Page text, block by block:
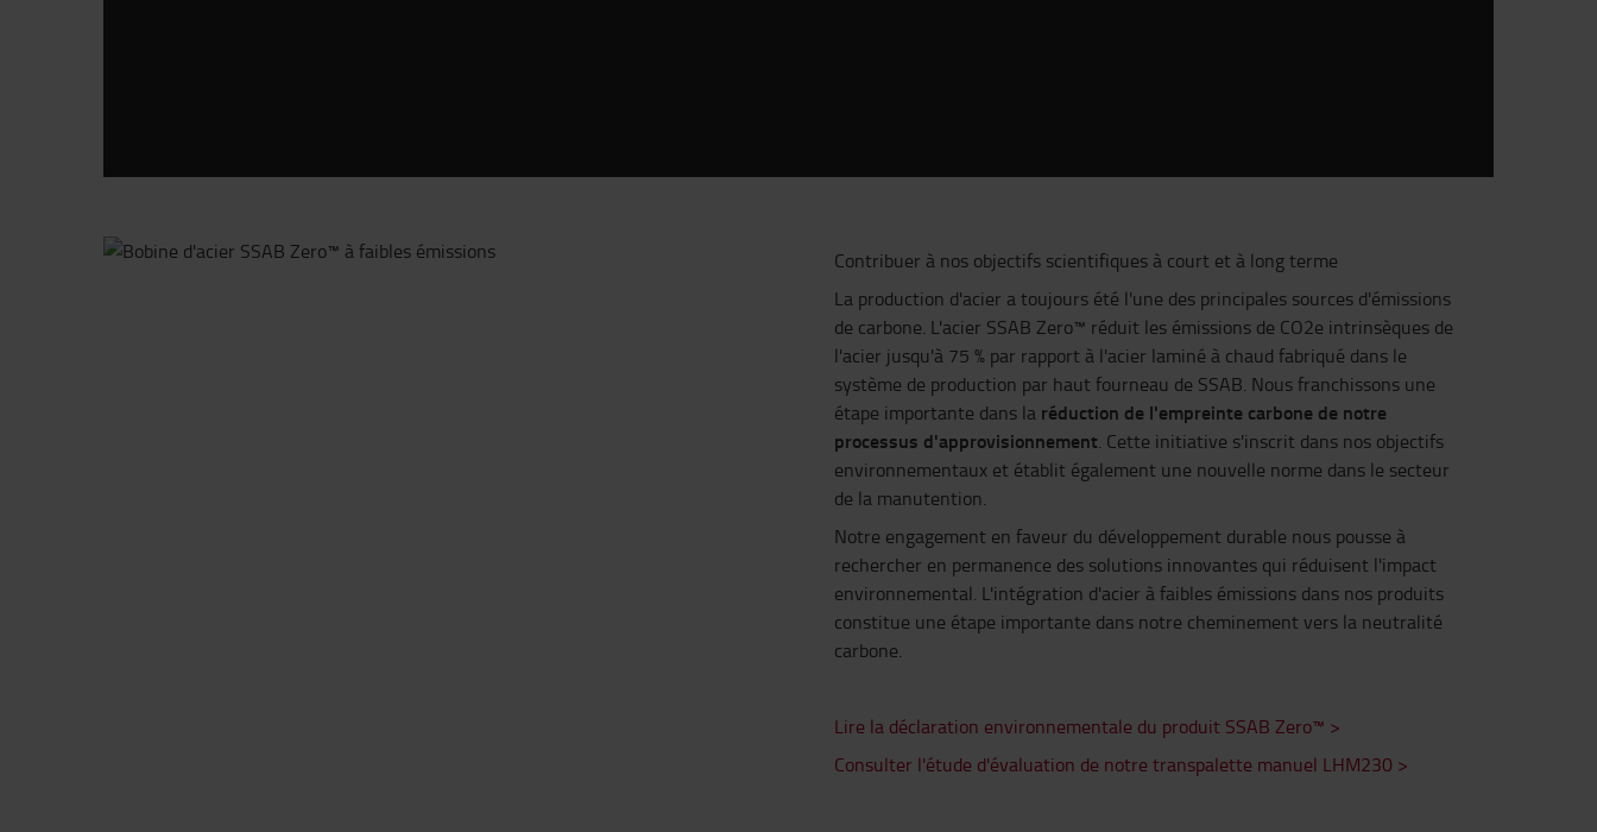
Contribuer à nos objectifs scientifiques à court et à long terme
La production d'acier a toujours été l'une des principales sources d'émissions
de carbone. L'acier SSAB Zero™ réduit les émissions de CO2e intrinsèques de
l'acier jusqu'à 75 % par rapport à l'acier laminé à chaud fabriqué dans le
système de production par haut fourneau de SSAB. Nous franchissons une
étape importante dans la réduction de l'empreinte carbone de notre
processus d'approvisionnement. Cette initiative s'inscrit dans nos objectifs
environnementaux et établit également une nouvelle norme dans le secteur
de la manutention.
Notre engagement en faveur du développement durable nous pousse à
rechercher en permanence des solutions innovantes qui réduisent l'impact
environnemental. L'intégration d'acier à faibles émissions dans nos produits
constitue une étape importante dans notre cheminement vers la neutralité
carbone.
Lire la déclaration environnementale du produit SSAB Zero™ >
Consulter l'étude d'évaluation de notre transpalette manuel LHM230 >